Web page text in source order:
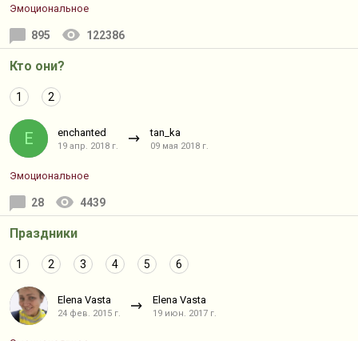
Эмоциональное
895 122386
Кто они?
1 2
E enchanted
19 апр. 2018 г.
tan_ka
09 мая 2018 г.
Эмоциональное
28 4439
Праздники
1 2 3 4 5 6
Elena Vasta
24 фев. 2015 г.
Elena Vasta
19 июн. 2017 г.